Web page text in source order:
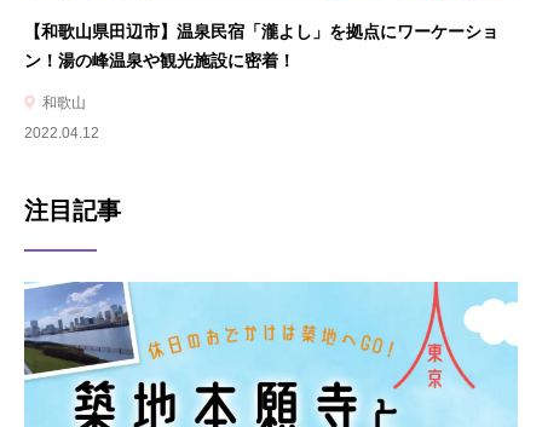
【和歌山県田辺市】温泉民宿「瀧よし」を拠点にワーケーショ
ン！湯の峰温泉や観光施設に密着！
和歌山
2022.04.12
注目記事